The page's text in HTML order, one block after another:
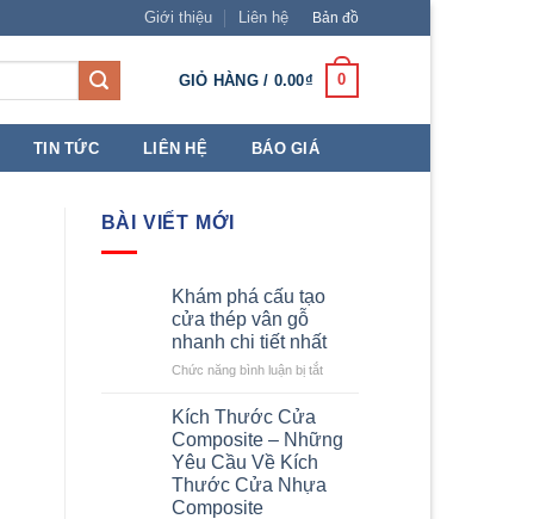
Giới thiệu Liên hệ Bản đồ
GIỎ HÀNG / 0.00₫ 0
TIN TỨC LIÊN HỆ BÁO GIÁ
BÀI VIẾT MỚI
Khám phá cấu tạo
cửa thép vân gỗ
nhanh chi tiết nhất
Chức năng bình luận bị tắtở
tạo
thép
Kích Thước Cửa
Composite – Những
Yêu Cầu Về Kích
Thước Cửa Nhựa
Composite